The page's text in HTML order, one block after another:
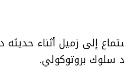
إلى زميل أثناء
سلوك بروتوكولي.